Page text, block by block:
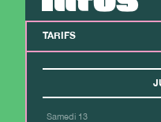
TARIFS
Samedi 13